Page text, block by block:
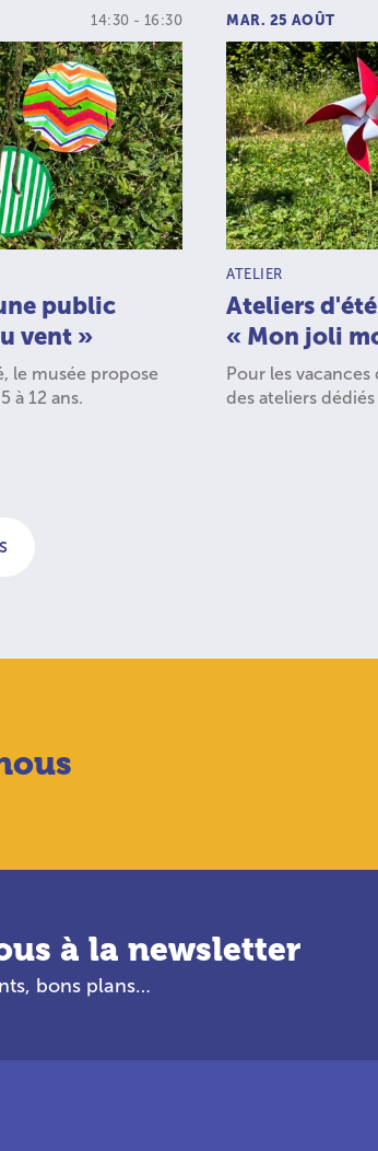
14:30 - 16:30
public
vent »
le musée propose
à 12 ans.
MAR. 25 AOÛT
TYPE D’ACTIVITÉ :
ATELIER
Ateliers
« Mon joli
Pour les
des ateliers dédiés
à la newsletter
bons plans…